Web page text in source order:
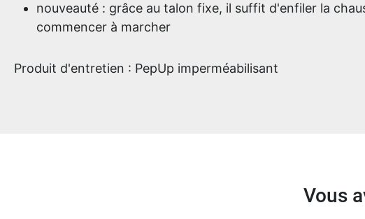
nouveauté : grâce au talon fixe, il suffit d'enfiler la
commencer à marcher
Produit d'entretien : PepUp imperméabilisant
Vous